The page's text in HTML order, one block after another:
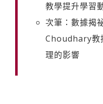
教學提升學習
次筆：數據揭
Choudhary教
理的影響